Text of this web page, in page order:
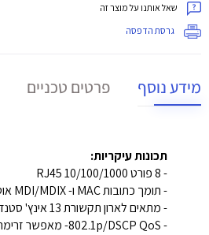
שאל אותנו על מוצר זה
גרסת הדפסה
מידע נוסף פרטים טכניים
תכונות עיקריות:
- 8 פורט RJ45 10/100/1000
- תומך כתובות MAC ו- MDI/MDIX אוטומטי
- מתאים לארון תקשורת 13 אינץ' סטנדרטי
- 802.1p/DSCP QoS- מאפשר זרימת נתונים חלקה